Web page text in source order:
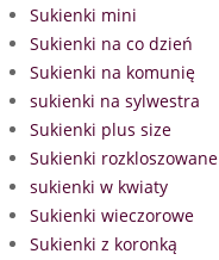
Sukienki mini
Sukienki na co dzień
Sukienki na komunię
sukienki na sylwestra
Sukienki plus size
Sukienki rozkloszowane
sukienki w kwiaty
Sukienki wieczorowe
Sukienki z koronką